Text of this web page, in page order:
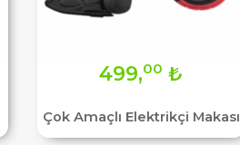
Çok Amaçlı Elektrikçi Makası
499,00 ₺